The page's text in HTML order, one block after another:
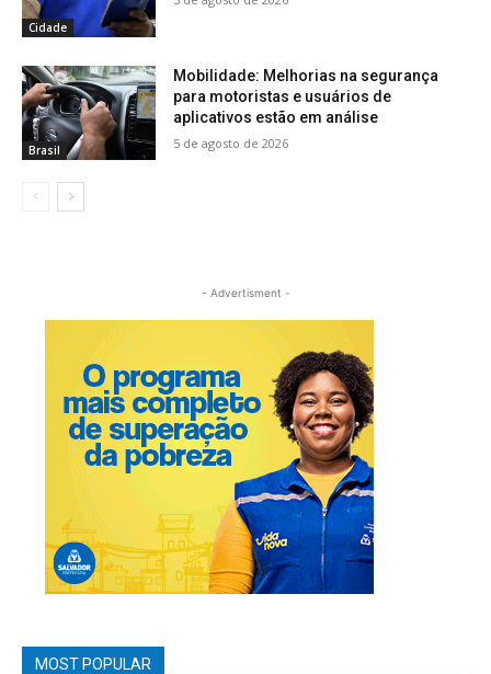
Cidade
Brasil
Mobilidade: Melhorias na segurança
para motoristas e usuários de
aplicativos estão em análise
5 de agosto de 2026
- Advertisment -
MOST POPULAR